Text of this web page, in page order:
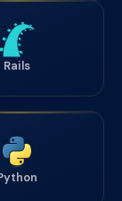
Rails